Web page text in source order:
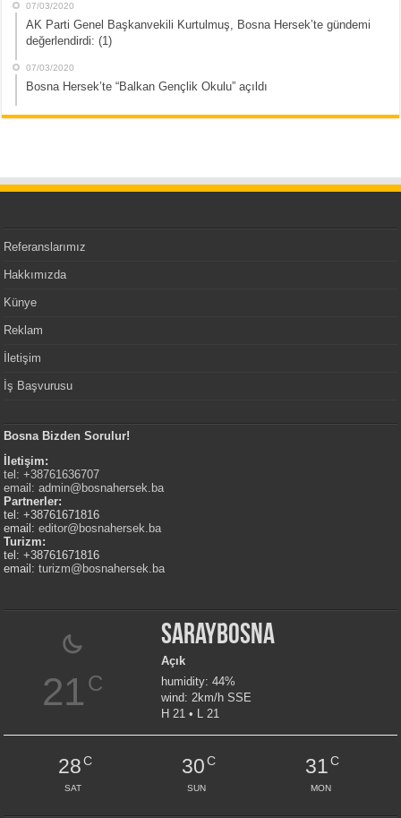
07/03/2020
AK Parti Genel Başkanvekili Kurtulmuş, Bosna Hersek’te gündemi
değerlendirdi: (1)
07/03/2020
Bosna Hersek’te “Balkan Gençlik Okulu” açıldı
Referanslarımız
Hakkımızda
Künye
Reklam
İletişim
İş Başvurusu
Bosna Bizden Sorulur!
İletişim:
tel: +38761636707
email:admin@bosnahersek.ba
Partnerler:
tel: +38761671816
email:editor@bosnahersek.ba
Turizm:
tel: +38761671816
email:turizm@bosnahersek.ba
21 C
Saraybosna
Açık
humidity: 44%
wind: 2km/h SSE
H 21 • L 21
28C
SAT
30C
SUN
31C
MON